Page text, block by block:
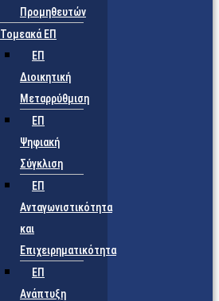
Προμηθευτών
Τομεακά ΕΠ
ΕΠ
Διοικητική
Μεταρρύθμιση
ΕΠ
Ψηφιακή
Σύγκλιση
ΕΠ
Ανταγωνιστικότητα
και
Επιχειρηματικότητα
ΕΠ
Ανάπτυξη